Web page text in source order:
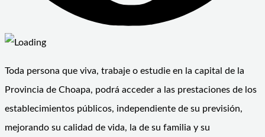
Toda persona que viva, trabaje o estudie en la capital de la
Provincia de Choapa, podrá acceder a las prestaciones de los
establecimientos públicos, independiente de su previsión,
mejorando su calidad de vida, la de su familia y su